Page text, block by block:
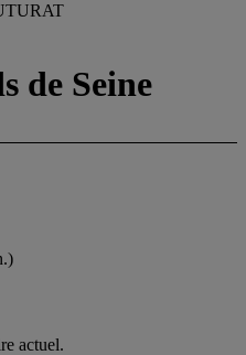
de Seine
actuel.